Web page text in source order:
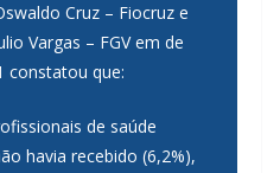
Cruz – Fiocruz e
Vargas – FGV em de
constatou que:
de saúde
havia recebido (6,2%),